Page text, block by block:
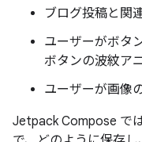
ブログ投稿と関
ユーザーがボタ
ボタンの波紋ア
ユーザーが画像
Jetpack Compose で